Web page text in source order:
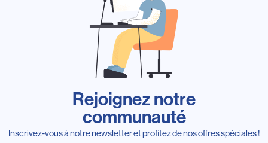
Rejoignez notre
communauté
Inscrivez-vous à notre newsletter et profitez de nos offres spéciales !